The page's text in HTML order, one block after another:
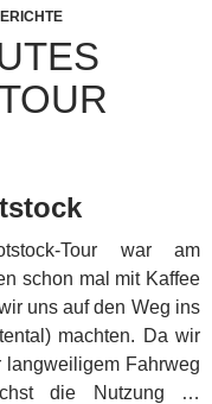
Tour war am
schon mal mit Kaffee
uns auf den Weg ins
machten. Da wir
langweiligem Fahrweg
die Nutzung …